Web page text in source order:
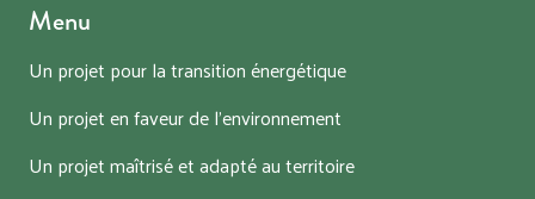
Menu
Un projet pour la transition énergétique
Un projet en faveur de l’environnement
Un projet maîtrisé et adapté au territoire